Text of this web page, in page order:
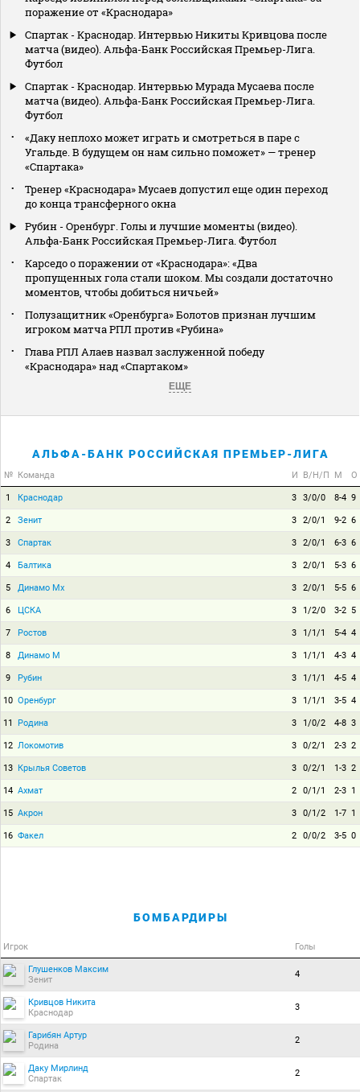
поражение от «Краснодара»
Спартак - Краснодар. Интервью Никиты Кривцова после
матча (видео). Альфа-Банк Российская Премьер-Лига.
Футбол
Спартак - Краснодар. Интервью Мурада Мусаева после
матча (видео). Альфа-Банк Российская Премьер-Лига.
Футбол
«Даку неплохо может играть и смотреться в паре с
Угальде. В будущем он нам сильно поможет» — тренер
«Спартака»
Тренер «Краснодара» Мусаев допустил еще один переход
до конца трансферного окна
Рубин - Оренбург. Голы и лучшие моменты (видео).
Альфа-Банк Российская Премьер-Лига. Футбол
Карседо о поражении от «Краснодара»: «Два
пропущенных гола стали шоком. Мы создали достаточно
моментов, чтобы добиться ничьей»
Полузащитник «Оренбурга» Болотов признан лучшим
игроком матча РПЛ против «Рубина»
Глава РПЛ Алаев назвал заслуженной победу
«Краснодара» над «Спартаком»
ЕЩЕ
АЛЬФА-БАНК РОССИЙСКАЯ ПРЕМЬЕР-ЛИГА
№ Команда И В/Н/П М О
1 Краснодар 3 3/0/0 8-4 9
2 Зенит 3 2/0/1 9-2 6
3 Спартак 3 2/0/1 6-3 6
4 Балтика 3 2/0/1 5-3 6
5 Динамо Мх 3 2/0/1 5-5 6
6 ЦСКА 3 1/2/0 3-2 5
7 Ростов 3 1/1/1 5-4 4
8 Динамо М 3 1/1/1 4-3 4
9 Рубин 3 1/1/1 4-5 4
10 Оренбург 3 1/1/1 3-5 4
11 Родина 3 1/0/2 4-8 3
12 Локомотив 3 0/2/1 2-3 2
13 Крылья Советов 3 0/2/1 1-3 2
14 Ахмат 2 0/1/1 2-3 1
15 Акрон 3 0/1/2 1-7 1
16 Факел 2 0/0/2 3-5 0
БОМБАРДИРЫ
Игрок Голы
Глушенков Максим
Зенит
4
Кривцов Никита
Краснодар
3
Гарибян Артур
Родина
2
Даку Мирлинд
Спартак
2